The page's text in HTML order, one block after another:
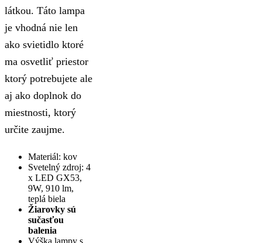
látkou. Táto lampa
je vhodná nie len
ako svietidlo ktoré
ma osvetliť priestor
ktorý potrebujete ale
aj ako doplnok do
miestnosti, ktorý
určite zaujme.
Materiál: kov
Svetelný zdroj: 4
x LED GX53,
9W, 910 lm,
teplá biela
Žiarovky sú
sučasťou
balenia
Výška lampy s